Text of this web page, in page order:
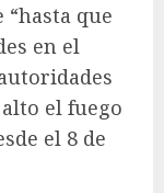
que
en el
el fuego
el 8 de